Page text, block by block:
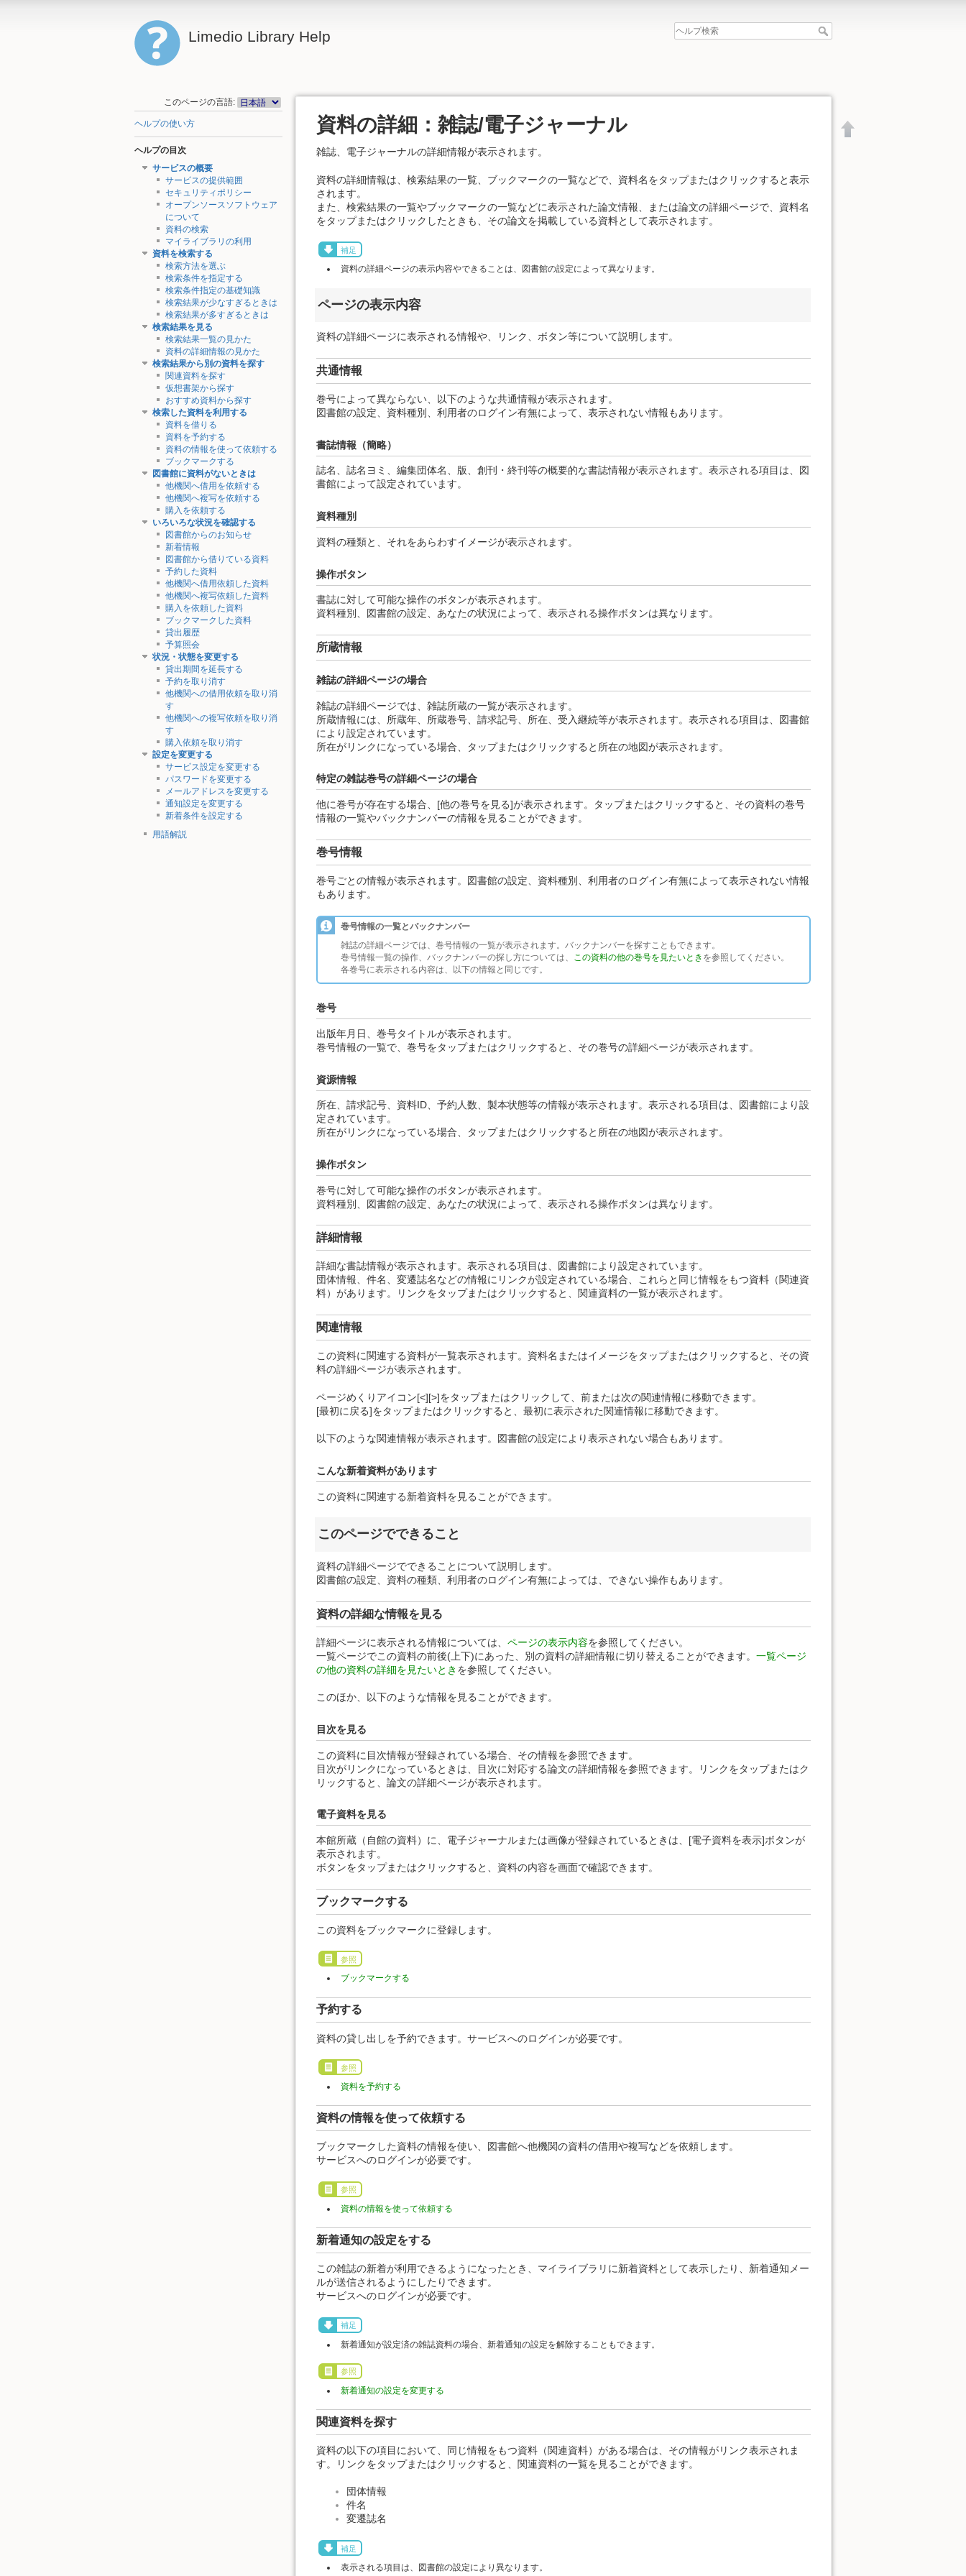
Limedio Library Help
このページの言語:
ヘルプの使い方
ヘルプの目次
サービスの概要
サービスの提供範囲
セキュリティポリシー
オープンソースソフトウェア
について
資料の検索
マイライブラリの利用
資料を検索する
検索方法を選ぶ
検索条件を指定する
検索条件指定の基礎知識
検索結果が少なすぎるときは
検索結果が多すぎるときは
検索結果を見る
検索結果一覧の見かた
資料の詳細情報の見かた
検索結果から別の資料を探す
関連資料を探す
仮想書架から探す
おすすめ資料から探す
検索した資料を利用する
資料を借りる
資料を予約する
資料の情報を使って依頼する
ブックマークする
図書館に資料がないときは
他機関へ借用を依頼する
他機関へ複写を依頼する
購入を依頼する
いろいろな状況を確認する
図書館からのお知らせ
新着情報
図書館から借りている資料
予約した資料
他機関へ借用依頼した資料
他機関へ複写依頼した資料
購入を依頼した資料
ブックマークした資料
貸出履歴
予算照会
状況・状態を変更する
貸出期間を延長する
予約を取り消す
他機関への借用依頼を取り消
す
他機関への複写依頼を取り消
す
購入依頼を取り消す
設定を変更する
サービス設定を変更する
パスワードを変更する
メールアドレスを変更する
通知設定を変更する
新着条件を設定する
用語解説
資料の詳細：雑誌/電子ジャーナル
雑誌、電子ジャーナルの詳細情報が表示されます。
資料の詳細情報は、検索結果の一覧、ブックマークの一覧などで、資料名をタップまたはクリックすると表示
されます。
また、検索結果の一覧やブックマークの一覧などに表示された論文情報、または論文の詳細ページで、資料名
をタップまたはクリックしたときも、その論文を掲載している資料として表示されます。
補足
資料の詳細ページの表示内容やできることは、図書館の設定によって異なります。
ページの表示内容
資料の詳細ページに表示される情報や、リンク、ボタン等について説明します。
共通情報
巻号によって異ならない、以下のような共通情報が表示されます。
図書館の設定、資料種別、利用者のログイン有無によって、表示されない情報もあります。
書誌情報（簡略）
誌名、誌名ヨミ、編集団体名、版、創刊・終刊等の概要的な書誌情報が表示されます。表示される項目は、図
書館によって設定されています。
資料種別
資料の種類と、それをあらわすイメージが表示されます。
操作ボタン
書誌に対して可能な操作のボタンが表示されます。
資料種別、図書館の設定、あなたの状況によって、表示される操作ボタンは異なります。
所蔵情報
雑誌の詳細ページの場合
雑誌の詳細ページでは、雑誌所蔵の一覧が表示されます。
所蔵情報には、所蔵年、所蔵巻号、請求記号、所在、受入継続等が表示されます。表示される項目は、図書館
により設定されています。
所在がリンクになっている場合、タップまたはクリックすると所在の地図が表示されます。
特定の雑誌巻号の詳細ページの場合
他に巻号が存在する場合、[他の巻号を見る]が表示されます。タップまたはクリックすると、その資料の巻号
情報の一覧やバックナンバーの情報を見ることができます。
巻号情報
巻号ごとの情報が表示されます。図書館の設定、資料種別、利用者のログイン有無によって表示されない情報
もあります。
巻号情報の一覧とバックナンバー
雑誌の詳細ページでは、巻号情報の一覧が表示されます。バックナンバーを探すこともできます。
巻号情報一覧の操作、バックナンバーの探し方については、
この資料の他の巻号を見たいとき を参照してください。
各巻号に表示される内容は、以下の情報と同じです。
巻号
出版年月日、巻号タイトルが表示されます。
巻号情報の一覧で、巻号をタップまたはクリックすると、その巻号の詳細ページが表示されます。
資源情報
所在、請求記号、資料ID、予約人数、製本状態等の情報が表示されます。表示される項目は、図書館により設
定されています。
所在がリンクになっている場合、タップまたはクリックすると所在の地図が表示されます。
操作ボタン
巻号に対して可能な操作のボタンが表示されます。
資料種別、図書館の設定、あなたの状況によって、表示される操作ボタンは異なります。
詳細情報
詳細な書誌情報が表示されます。表示される項目は、図書館により設定されています。
団体情報、件名、変遷誌名などの情報にリンクが設定されている場合、これらと同じ情報をもつ資料（関連資
料）があります。リンクをタップまたはクリックすると、関連資料の一覧が表示されます。
関連情報
この資料に関連する資料が一覧表示されます。資料名またはイメージをタップまたはクリックすると、その資
料の詳細ページが表示されます。
ページめくりアイコン[<][>]をタップまたはクリックして、前または次の関連情報に移動できます。
[最初に戻る]をタップまたはクリックすると、最初に表示された関連情報に移動できます。
以下のような関連情報が表示されます。図書館の設定により表示されない場合もあります。
こんな新着資料があります
この資料に関連する新着資料を見ることができます。
このページでできること
資料の詳細ページでできることについて説明します。
図書館の設定、資料の種類、利用者のログイン有無によっては、できない操作もあります。
資料の詳細な情報を見る
詳細ページに表示される情報については、 ページの表示内容を参照してください。
一覧ページでこの資料の前後(上下)にあった、別の資料の詳細情報に切り替えることができます。 一覧ページ
の他の資料の詳細を見たいとき を参照してください。
このほか、以下のような情報を見ることができます。
目次を見る
この資料に目次情報が登録されている場合、その情報を参照できます。
目次がリンクになっているときは、目次に対応する論文の詳細情報を参照できます。リンクをタップまたはク
リックすると、論文の詳細ページが表示されます。
電子資料を見る
本館所蔵（自館の資料）に、電子ジャーナルまたは画像が登録されているときは、[電子資料を表示]ボタンが
表示されます。
ボタンをタップまたはクリックすると、資料の内容を画面で確認できます。
ブックマークする
この資料をブックマークに登録します。
参照
ブックマークする
予約する
資料の貸し出しを予約できます。サービスへのログインが必要です。
参照
資料を予約する
資料の情報を使って依頼する
ブックマークした資料の情報を使い、図書館へ他機関の資料の借用や複写などを依頼します。
サービスへのログインが必要です。
参照
資料の情報を使って依頼する
新着通知の設定をする
この雑誌の新着が利用できるようになったとき、マイライブラリに新着資料として表示したり、新着通知メー
ルが送信されるようにしたりできます。
サービスへのログインが必要です。
補足
新着通知が設定済の雑誌資料の場合、新着通知の設定を解除することもできます。
参照
新着通知の設定を変更する
関連資料を探す
資料の以下の項目において、同じ情報をもつ資料（関連資料）がある場合は、その情報がリンク表示されま
す。リンクをタップまたはクリックすると、関連資料の一覧を見ることができます。
団体情報
件名
変遷誌名
補足
表示される項目は、図書館の設定により異なります。